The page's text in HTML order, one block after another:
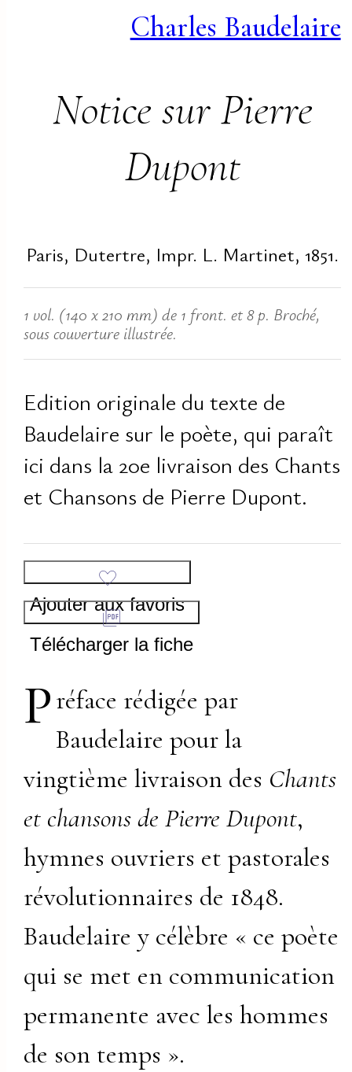
Charles Baudelaire
Notice sur Pierre
Dupont
Paris, Dutertre, Impr. L. Martinet, 1851.
1 vol. (140 x 210 mm) de 1 front. et 8 p. Broché,
sous couverture illustrée.
Edition originale du texte de
Baudelaire sur le poète, qui paraît
ici dans la 20e livraison des Chants
et Chansons de Pierre Dupont.
Ajouter aux favoris
Télécharger la fiche
Préface rédigée par
Baudelaire pour la
vingtième livraison des Chants
et chansons de Pierre Dupont,
hymnes ouvriers et pastorales
révolutionnaires de 1848.
Baudelaire y célèbre « ce poète
qui se met en communication
permanente avec les hommes
de son temps ».